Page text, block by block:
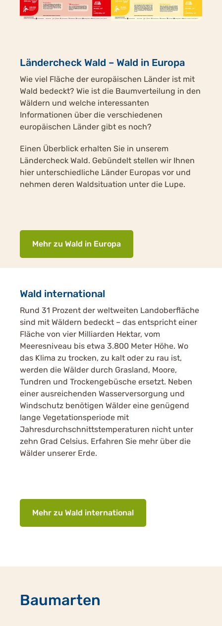
Ländercheck Wald – Wald in Europa
Wie viel Fläche der europäischen Länder ist mit
Wald bedeckt? Wie ist die Baumverteilung in den
Wäldern und welche interessanten
Informationen über die verschiedenen
europäischen Länder gibt es noch?
Einen Überblick erhalten Sie in unserem
Ländercheck Wald. Gebündelt stellen wir Ihnen
hier unterschiedliche Länder Europas vor und
nehmen deren Waldsituation unter die Lupe.
Mehr zu Wald in Europa
Wald international
Rund 31 Prozent der weltweiten Landoberfläche
sind mit Wäldern bedeckt – das entspricht einer
Fläche von vier Milliarden Hektar, vom
Meeresniveau bis etwa 3.800 Meter Höhe. Wo
das Klima zu trocken, zu kalt oder zu rau ist,
werden die Wälder durch Grasland, Moore,
Tundren und Trockengebüsche ersetzt. Neben
einer ausreichenden Wasserversorgung und
Windschutz benötigen Wälder eine genügend
lange Vegetationsperiode mit
Jahresdurchschnittstemperaturen nicht unter
zehn Grad Celsius. Erfahren Sie mehr über die
Wälder unserer Erde.
Mehr zu Wald international
Baumarten